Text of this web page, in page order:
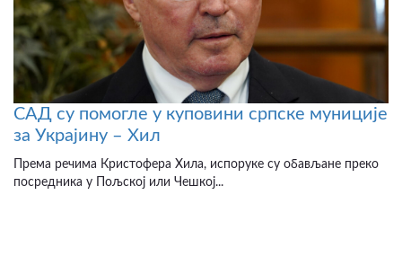
САД су помогле у куповини српске муниције
за Украјину – Хил
Према речима Кристофера Хила, испоруке су обављане преко
посредника у Пољској или Чешкој...